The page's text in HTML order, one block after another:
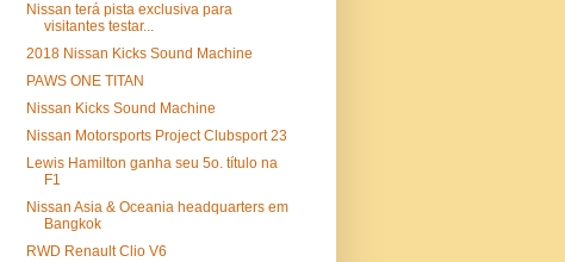
Nissan terá pista exclusiva para
visitantes testar...
2018 Nissan Kicks Sound Machine
PAWS ONE TITAN
Nissan Kicks Sound Machine
Nissan Motorsports Project Clubsport 23
Lewis Hamilton ganha seu 5o. título na
F1
Nissan Asia & Oceania headquarters em
Bangkok
RWD Renault Clio V6